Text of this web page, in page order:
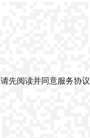
请先阅读并同意服务协议